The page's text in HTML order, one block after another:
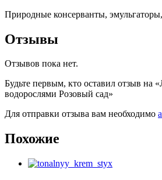
Природные консерванты,
Отзывы
Отзывов пока нет.
Будьте первым, кто оставил отзыв на
водорослями Розовый сад»
Для отправки отзыва вам необходимо
Похожие